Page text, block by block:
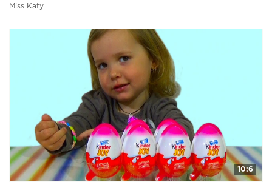
Miss Katy
10:6